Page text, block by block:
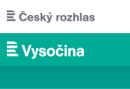
Přejít k hlavnímu obsahu